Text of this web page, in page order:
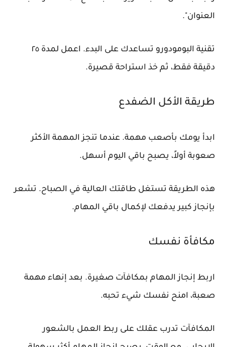
العنوان".
تقنية البومودورو تساعدك على البدء. اعمل لمدة ٢٥
دقيقة فقط، ثم خذ استراحة قصيرة.
طريقة الأكل الضفدع
ابدأ يومك بأصعب مهمة. عندما تنجز المهمة الأكثر
صعوبة أولاً، يصبح باقي اليوم أسهل.
هذه الطريقة تستغل طاقتك العالية في الصباح. تشعر
بإنجاز كبير يدفعك لإكمال باقي المهام.
مكافأة نفسك
اربط إنجاز المهام بمكافآت صغيرة. بعد إنهاء مهمة
صعبة، امنح نفسك شيء تحبه.
المكافآت تدرب عقلك على ربط العمل بالشعور